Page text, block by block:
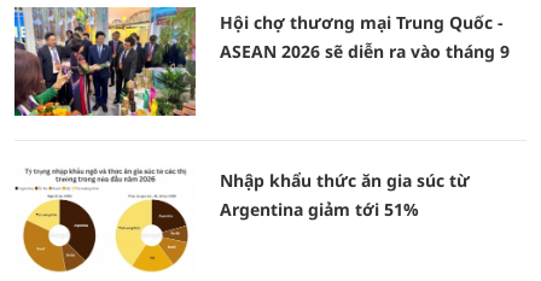
Hội chợ thương mại Trung Quốc -
ASEAN 2026 sẽ diễn ra vào tháng 9
Nhập khẩu thức ăn gia súc từ
Argentina giảm tới 51%